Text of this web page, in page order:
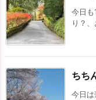
今日も
り？
ちち
今日